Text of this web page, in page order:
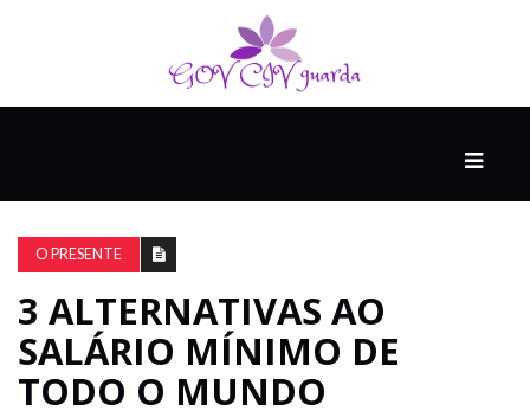
DO
THINK
COMPANHEIRO
O PRESENTE
3 ALTERNATIVAS AO
SALÁRIO MÍNIMO DE
TODO O MUNDO